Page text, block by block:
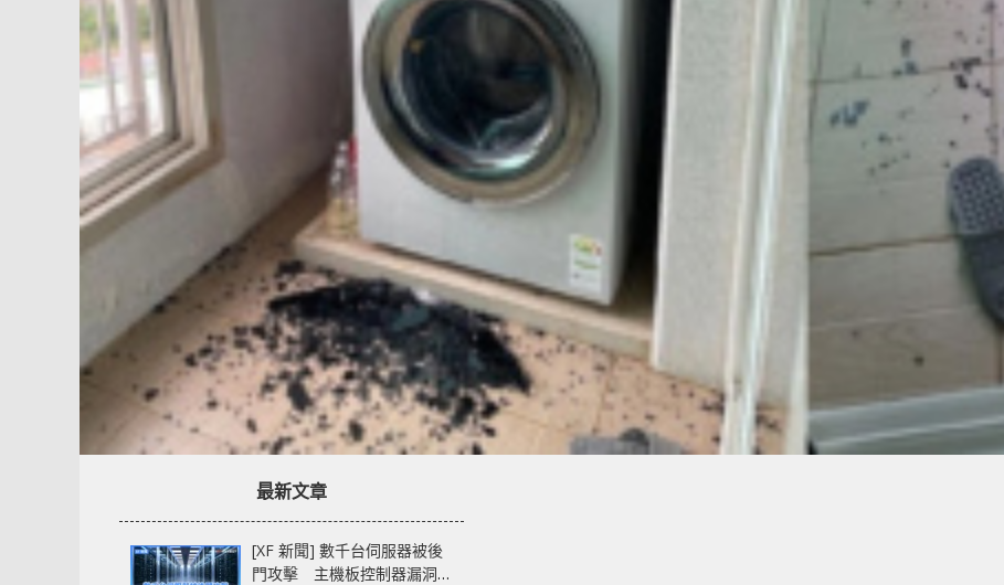
最新文章
[XF 新聞] 數千台伺服器被後
門攻擊 主機板控制器漏洞部